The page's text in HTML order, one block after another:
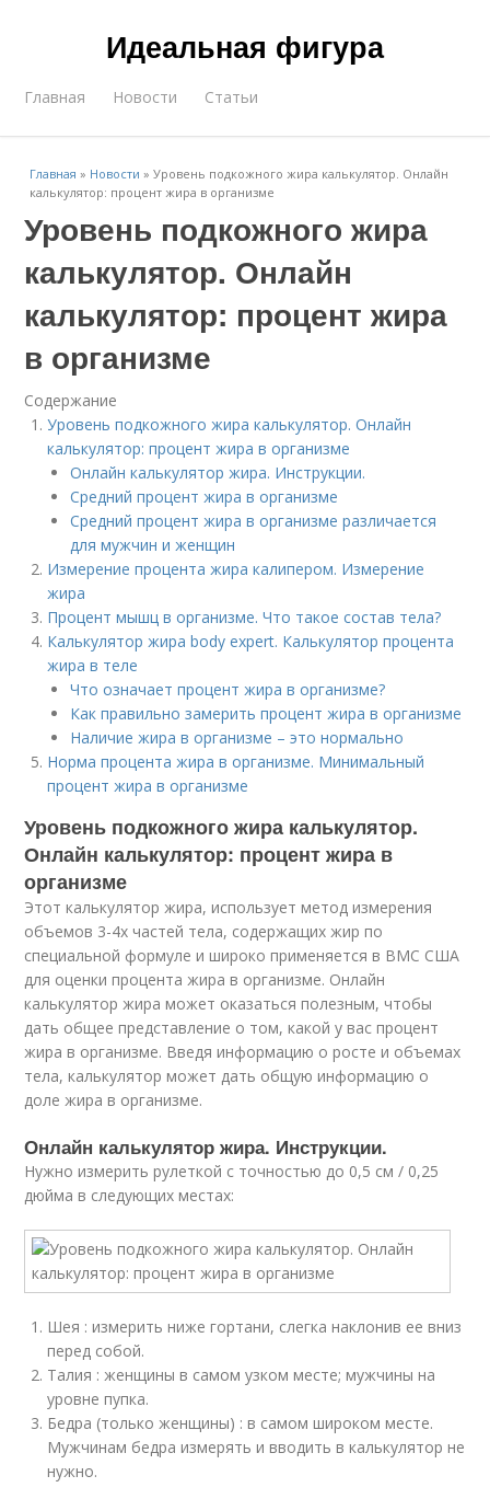
Идеальная фигура
Главная Новости Статьи
Главная » Новости »Уровень подкожного жира калькулятор. Онлайн
калькулятор: процент жира в организме
Уровень подкожного жира
калькулятор. Онлайн
калькулятор: процент жира
в организме
Содержание
Уровень подкожного жира калькулятор. Онлайн
калькулятор: процент жира в организме
Онлайн калькулятор жира. Инструкции.
Средний процент жира в организме
Средний процент жира в организме различается
для мужчин и женщин
Измерение процента жира калипером. Измерение
жира
Процент мышц в организме. Что такое состав тела?
Калькулятор жира body expert. Калькулятор процента
жира в теле
Что означает процент жира в организме?
Как правильно замерить процент жира в организме
Наличие жира в организме – это нормально
Норма процента жира в организме. Минимальный
процент жира в организме
Уровень подкожного жира калькулятор.
Онлайн калькулятор: процент жира в
организме
Этот калькулятор жира, использует метод измерения
объемов 3-4х частей тела, содержащих жир по
специальной формуле и широко применяется в ВМС США
для оценки процента жира в организме. Онлайн
калькулятор жира может оказаться полезным, чтобы
дать общее представление о том, какой у вас процент
жира в организме. Введя информацию о росте и объемах
тела, калькулятор может дать общую информацию о
доле жира в организме.
Онлайн калькулятор жира. Инструкции.
Нужно измерить рулеткой с точностью до 0,5 см / 0,25
дюйма в следующих местах:
Шея : измерить ниже гортани, слегка наклонив ее вниз
перед собой.
Талия : женщины в самом узком месте; мужчины на
уровне пупка.
Бедра (только женщины) : в самом широком месте.
Мужчинам бедра измерять и вводить в калькулятор не
нужно.